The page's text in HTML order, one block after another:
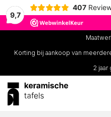
9,7
407
Korting bij aankoop van
2 jaar